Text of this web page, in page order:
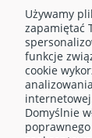
O NAS
Używamy
zapamiętać
funkcje
cookie
Domyślnie